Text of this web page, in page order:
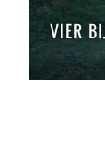
VIER